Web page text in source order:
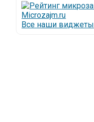
Все наши виджеты